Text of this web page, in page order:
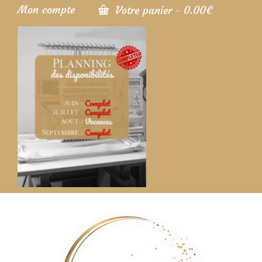
Mon compte Votre panier - 0.00€